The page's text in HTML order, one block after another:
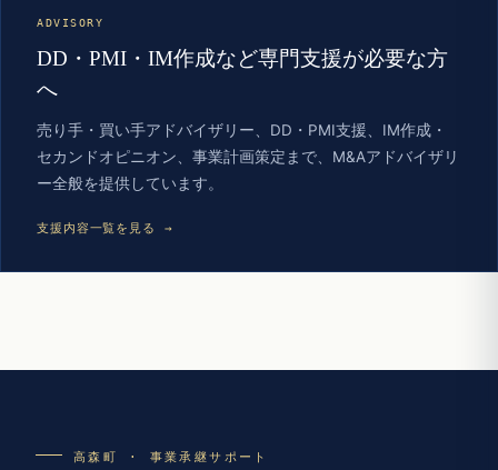
ADVISORY
DD・PMI・IM作成など専門支援が必要な方
へ
売り手・買い手アドバイザリー、DD・PMI支援、IM作成・
セカンドオピニオン、事業計画策定まで、M&Aアドバイザリ
ー全般を提供しています。
支援内容一覧を見る →
高森町 · 事業承継サポート